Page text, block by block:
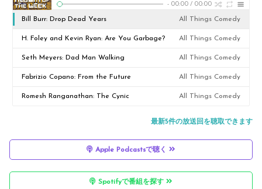
- 00:00 / 00:00
Bill Burr: Drop Dead Years All Things Comedy
H. Foley and Kevin Ryan: Are You Garbage? All Things Comedy
Seth Meyers: Dad Man Walking All Things Comedy
Fabrizio Copano: From the Future All Things Comedy
Romesh Ranganathan: The Cynic All Things Comedy
最新5件の放送回を聴取できます
Apple Podcastsで聴く
Spotifyで番組を探す